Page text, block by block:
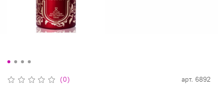
(0) арт. 6892